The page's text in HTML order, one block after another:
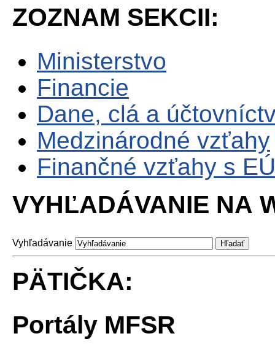
ZOZNAM SEKCII:
Ministerstvo
Financie
Dane, clá a
Medzinárodné vzťahy
Finančné vzťahy s EÚ
VYHĽADÁVANIE NA
Vyhľadávanie
PÄTIČKA:
Portály MFSR